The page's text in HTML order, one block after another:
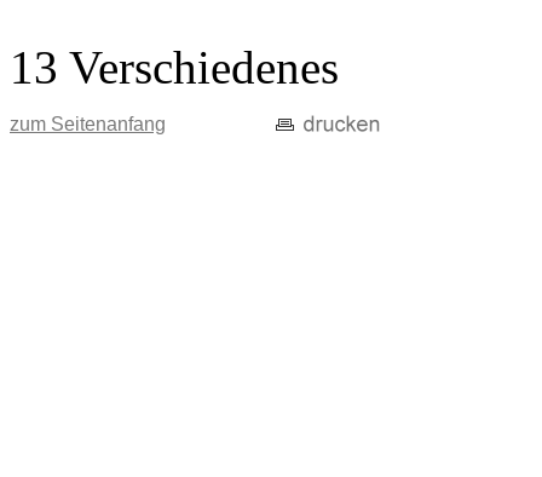
13 Verschiedenes
zum Seitenanfang